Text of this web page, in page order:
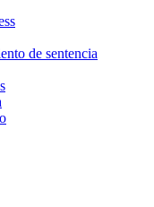
de sentencia